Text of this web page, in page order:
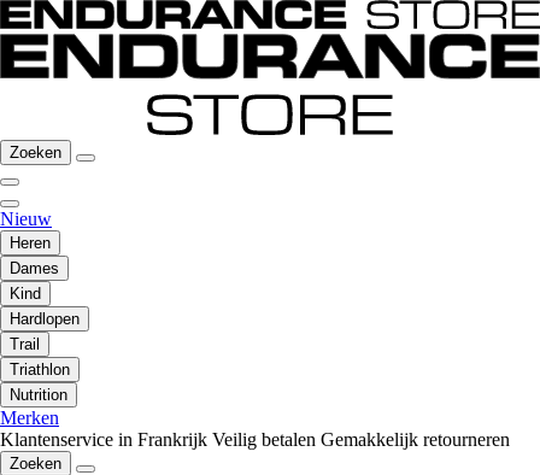
Zoeken
Nieuw
Heren
Dames
Kind
Hardlopen
Trail
Triathlon
Nutrition
Merken
Klantenservice in Frankrijk Veilig betalen Gemakkelijk retourneren
Zoeken